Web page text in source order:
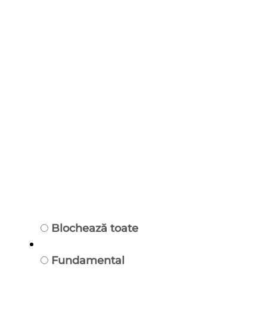
Blochează toate
Fundamental